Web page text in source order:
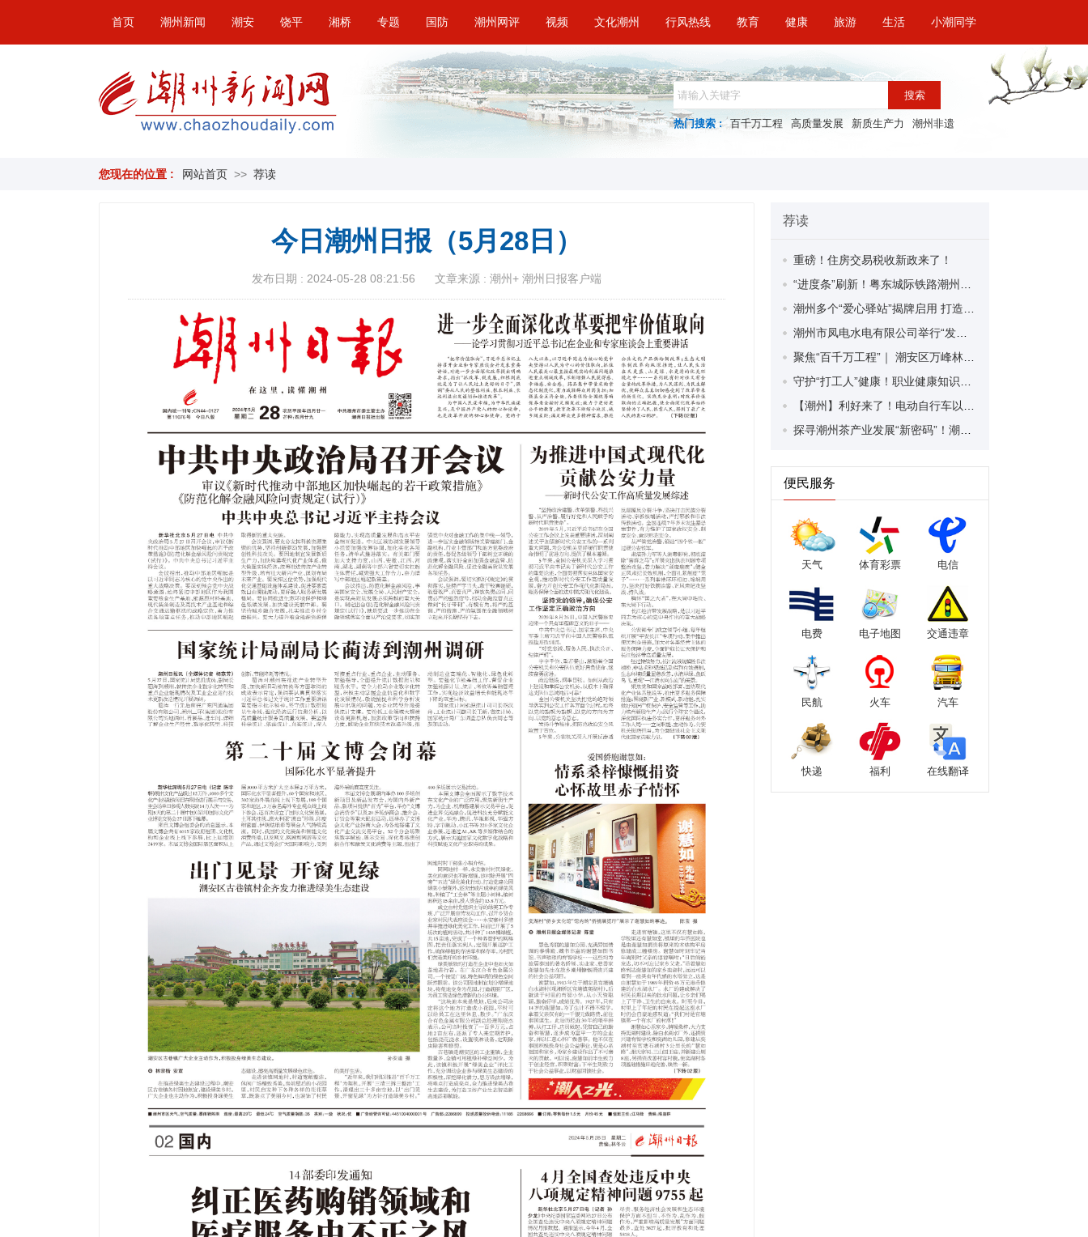
首页 潮州新闻 潮安 饶平 湘桥 专题 国防 潮州网评 视频 文化潮州 行风热线 教育 健康 旅游 生活 小潮同学
搜索
热门搜索 : 百千万工程 高质量发展 新质生产力 潮州非遗
您现在的位置 : 网站首页 >> 荐读
今日潮州日报（5月28日）
发布日期 : 2024-05-28 08:21:56 文章来源 : 潮州+ 潮州日报客户端
荐读
重磅！住房交易税收新政来了！
便民服务
天气 体育彩票 电信
电费 电子地图 交通违章
民航 火车 汽车
快递 福利 在线翻译